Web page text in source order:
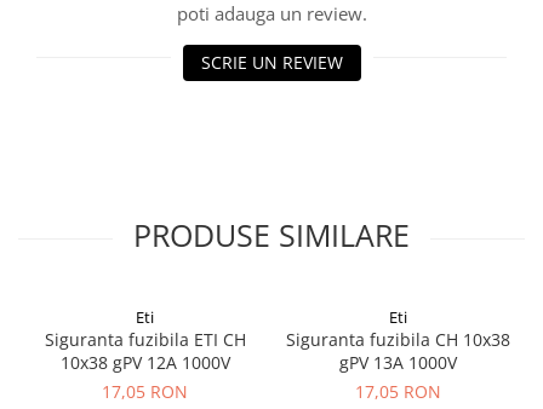
poti adauga un review.
SCRIE UN REVIEW
PRODUSE SIMILARE
Eti
Siguranta fuzibila ETI CH
10x38 gPV 12A 1000V
17,05 RON
Eti
Siguranta fuzibila CH 10x38
gPV 13A 1000V
17,05 RON